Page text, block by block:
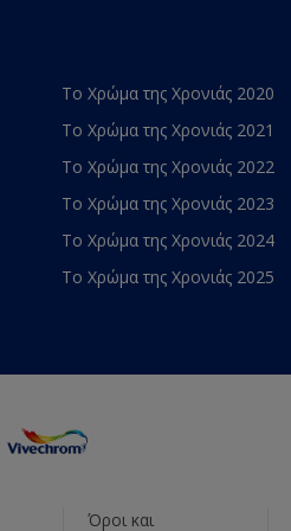
Το Χρώμα της Χρονιάς 2020
Το Χρώμα της Χρονιάς 2021
Το Χρώμα της Χρονιάς 2022
Το Χρώμα της Χρονιάς 2023
Το Χρώμα της Χρονιάς 2024
Το Χρώμα της Χρονιάς 2025
Όροι και